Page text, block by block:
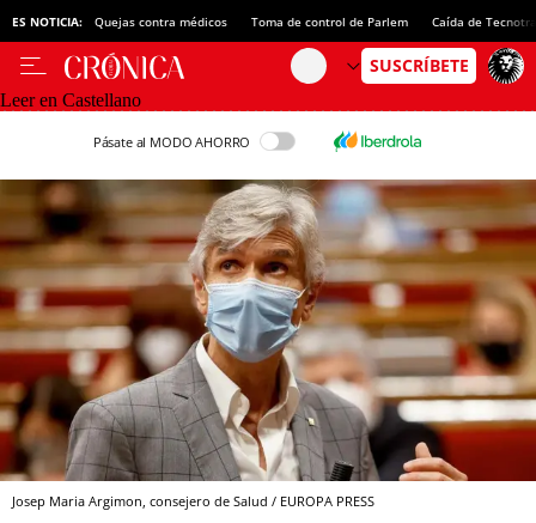
ES NOTICIA: Quejas contra médicos Toma de control de Parlem Caída de
Leer en Castellano
Pásate al MODO AHORRO
Josep Maria Argimon, consejero de Salud / EUROPA PRESS